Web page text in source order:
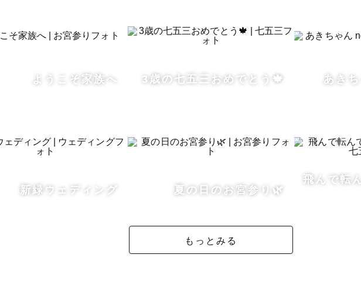
学生時代は教育学部にて、発達心理学を学んでおり、
対応可能：福井、滋賀、京都（市内）、石川（加賀〜金沢）
Lovegraphでの撮影は、撮影地とのトラブルによる再撮影や補償がで
ようこそ家族へ 3歳の七五三おめでとう🍁 あき
新緑ウェディング 夏の日のお宮参り🌿
飛んで転
もっとみる